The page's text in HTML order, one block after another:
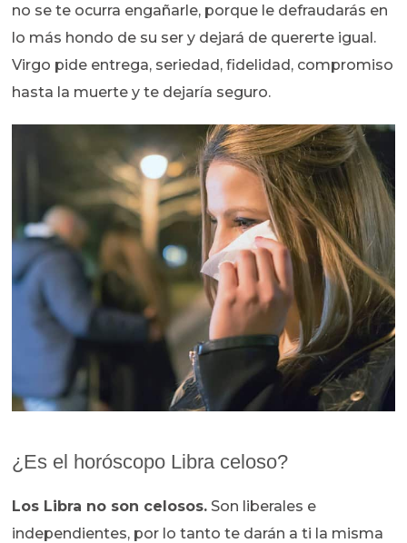
no se te ocurra engañarle, porque le defraudarás en
lo más hondo de su ser y dejará de quererte igual.
Virgo pide entrega, seriedad, fidelidad, compromiso
hasta la muerte y te dejaría seguro.
¿Es el horóscopo Libra celoso?
Los Libra no son celosos. Son liberales e
independientes, por lo tanto te darán a ti la misma